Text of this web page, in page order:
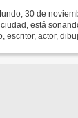
30 de
está
escritor, actor,